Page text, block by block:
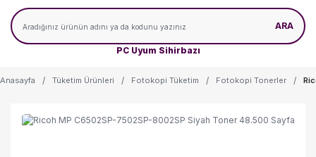
PC Uyum Sihirbazı
ARA
Anasayfa Tüketim Ürünleri Fotokopi Tüketim Fotokopi Tonerler